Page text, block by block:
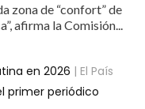
zona de “confort” de
afirma la Comisión...
en 2026 | El País
primer periódico